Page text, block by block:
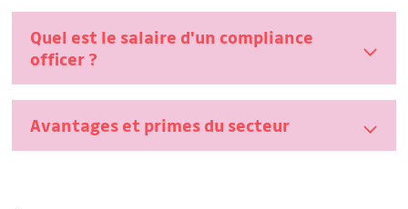
Quel est le salaire d'un compliance
officer ?
Avantages et primes du secteur